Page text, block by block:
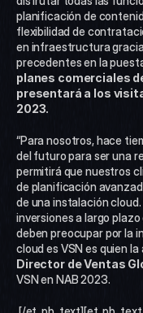
planificación de
flexibilidad de
en infraestructura
precedentes en la
planes comerciales
presentará a los
2023.
“Para nosotros, hace
del futuro para ser una
permitirá que nuestros
de planificación
de una instalación
inversiones a largo
deben preocupar por la
cloud es VSN es quien
Director de Ventas
VSN en NAB 2023.